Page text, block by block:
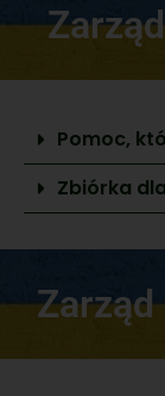
Pomoc,
Zbiórka